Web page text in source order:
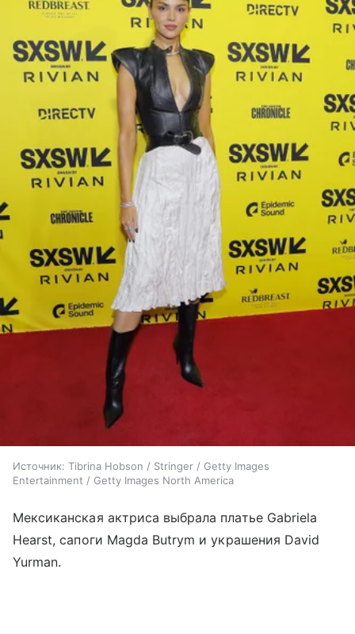
Источник: Tibrina Hobson / Stringer / Getty Images
Entertainment / Getty Images North America
Мексиканская актриса выбрала платье Gabriela
Hearst, сапоги Magda Butrym и украшения David
Yurman.